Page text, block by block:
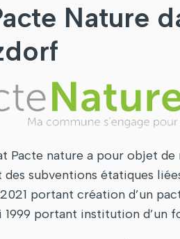
Nature
Pacte nature a pour objet
des subventions étatiques
portant création d’un
1999 portant institution d’un